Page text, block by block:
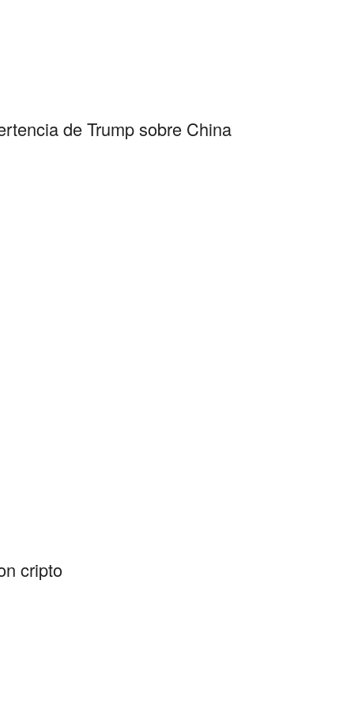
de Trump sobre China
cripto